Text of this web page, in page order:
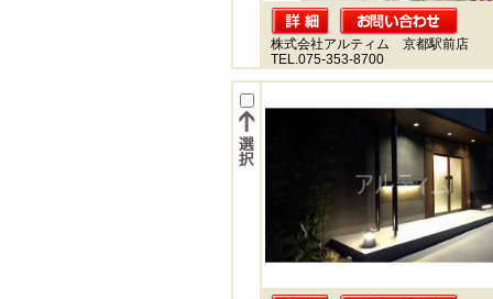
株式会社アルティム 京都駅前店
TEL.075-353-8700